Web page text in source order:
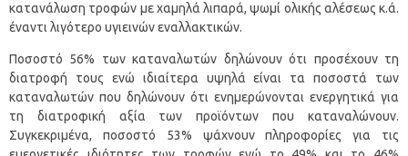
κατανάλωση τροφών με χαμηλά λιπαρά, ψωμί ολικής αλέσεως κ.ά.
έναντι λιγότερο υγιεινών εναλλακτικών.
Ποσοστό 56% των καταναλωτών δηλώνουν ότι προσέχουν τη
διατροφή τους ενώ ιδιαίτερα υψηλά είναι τα ποσοστά των
καταναλωτών που δηλώνουν ότι ενημερώνονται ενεργητικά για
τη διατροφική αξία των προϊόντων που καταναλώνουν.
Συγκεκριμένα, ποσοστό 53% ψάχνουν πληροφορίες για τις